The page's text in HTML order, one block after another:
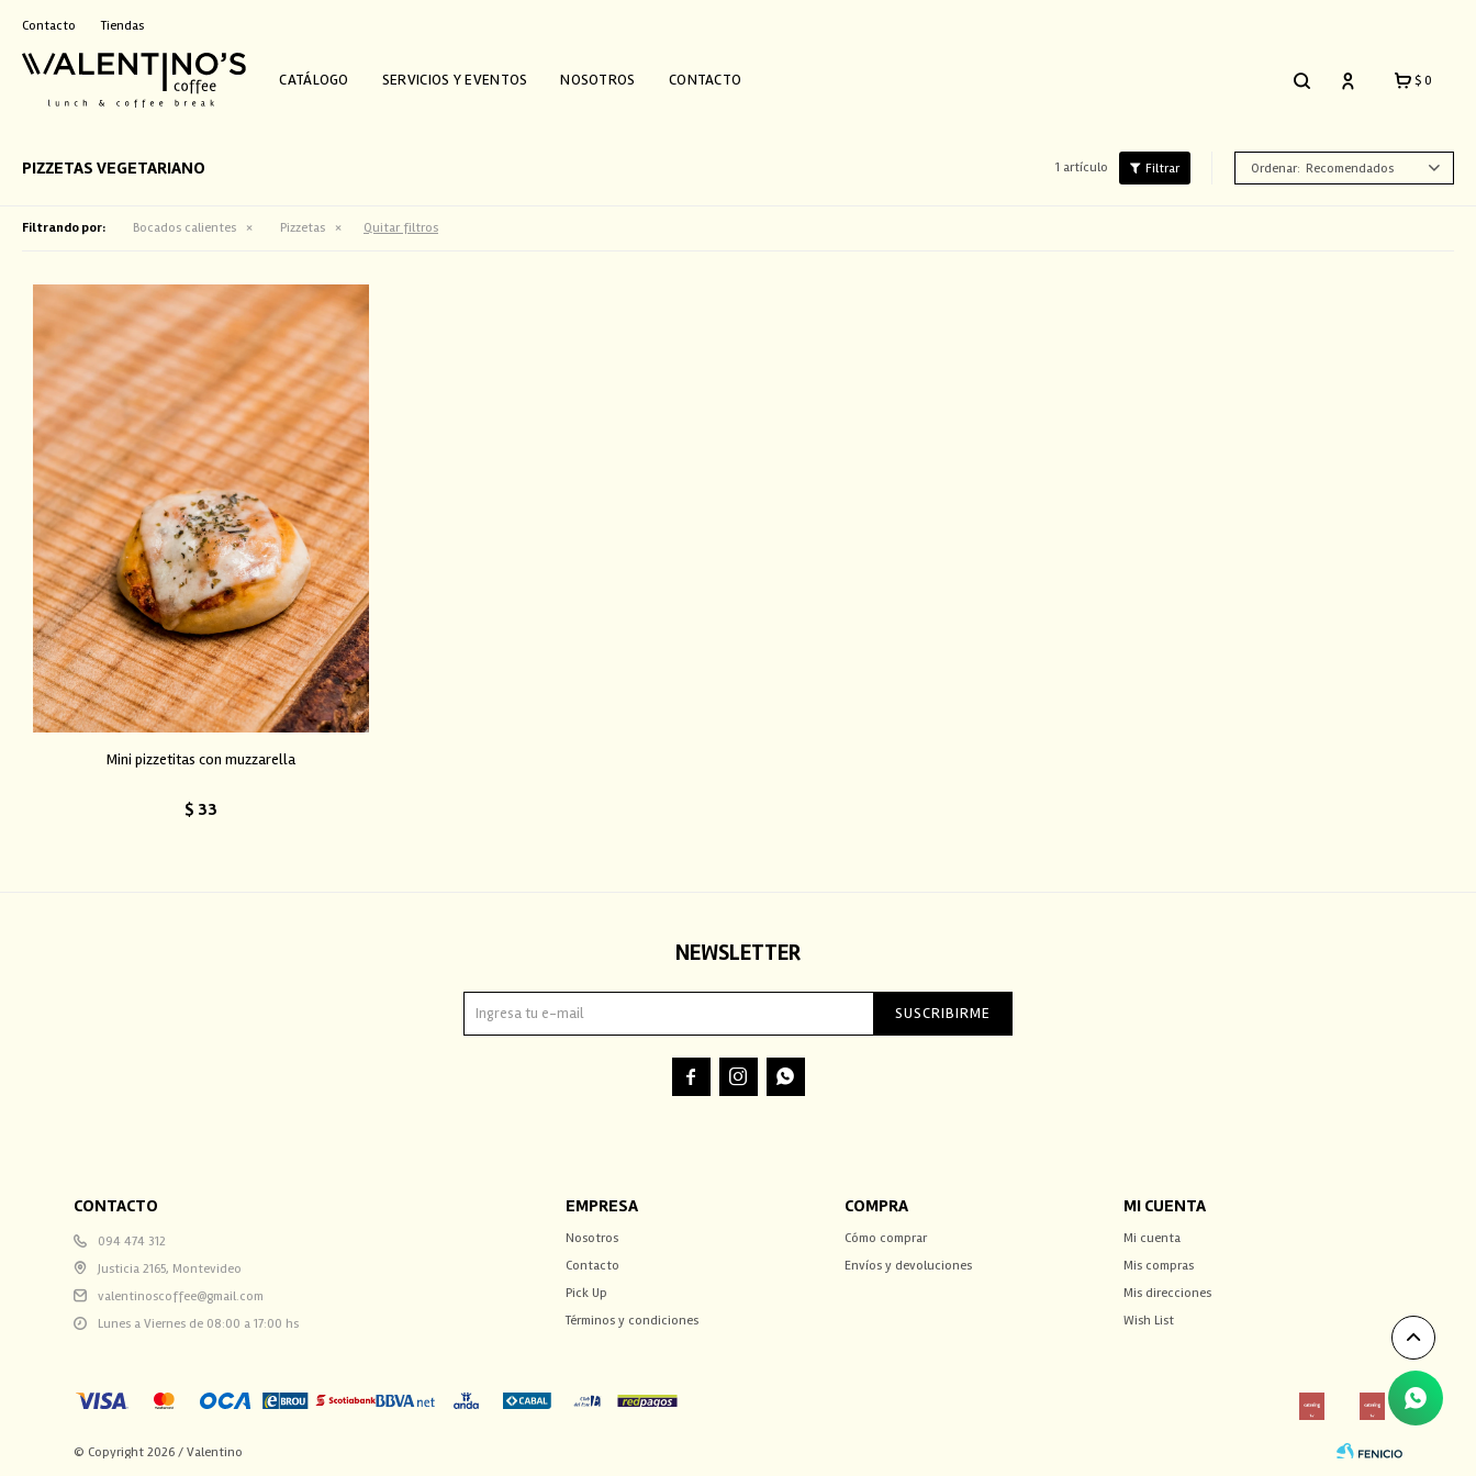
CATÁLOGO SERVICIOS Y EVENTOS NOSOTROS CONTACTO $ 0
Contacto Tiendas
PIZZETAS VEGETARIANO 1 artículo Recomendados
Filtrando por: Bocados calientes Pizzetas Quitar filtros
Mini pizzetitas con muzzarella
$ 33
CONTACTO
094 474 312
Justicia 2165, Montevideo
valentinoscoffee@gmail.com
Lunes a Viernes de 08:00 a 17:00 hs
EMPRESA
Nosotros
Contacto
Pick Up
Términos y condiciones
COMPRA
Cómo comprar
Envíos y devoluciones
MI CUENTA
Mi cuenta
Mis compras
Mis direcciones
Wish List
NEWSLETTER
SUSCRIBIRME
  
© Copyright 2026 / Valentino